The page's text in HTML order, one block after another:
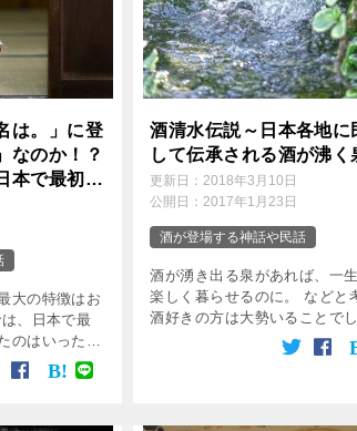
は。」に登
なのか！？
本で最初の
生」～
大の特徴はお
、日本で最
のはいったい
いろと調べて
日本書紀」と
酒清水伝説～日本各地に
して伝承される酒が沸く
更新日：2018年3月10日
公開日：2017年1月23日
酒が登場する神話や民話
酒が湧き出る泉があれば、一
楽しく暮らせるのに。 などと
酒好きの方は大勢いることで
酒清水とは、お酒が湧き出る
ですが、日本各地に酒清水伝